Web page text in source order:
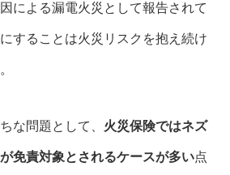
による漏電火災として報告されて
することは火災リスクを抱え続け
な問題として、 火災保険ではネズ
免責対象とされるケースが多い点